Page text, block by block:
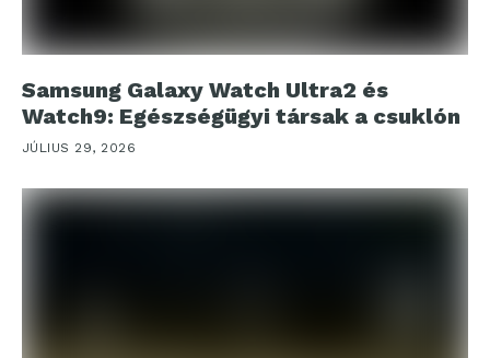
Samsung Galaxy Watch Ultra2 és
Watch9: Egészségügyi társak a csuklón
JÚLIUS 29, 2026